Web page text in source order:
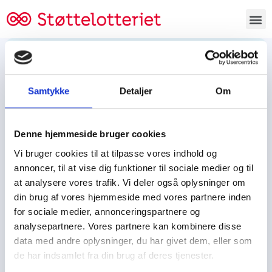
Samtykke Detaljer Om
Denne hjemmeside bruger cookies
Vi bruger cookies til at tilpasse vores indhold og
annoncer, til at vise dig funktioner til sociale medier og til
at analysere vores trafik. Vi deler også oplysninger om
din brug af vores hjemmeside med vores partnere inden
for sociale medier, annonceringspartnere og
analysepartnere. Vores partnere kan kombinere disse
data med andre oplysninger, du har givet dem, eller som
de har indsamlet fra din brug af deres tjenester.
Tjen penge og støt
Tjen penge til:
Spejdere/spejdergruppen/FDF’ere, m.fl.
Kontor
Tjenpengeogstoet.dk
Ejby Industrivej 91
DK – 2600 Glostrup
CVR: 19347508